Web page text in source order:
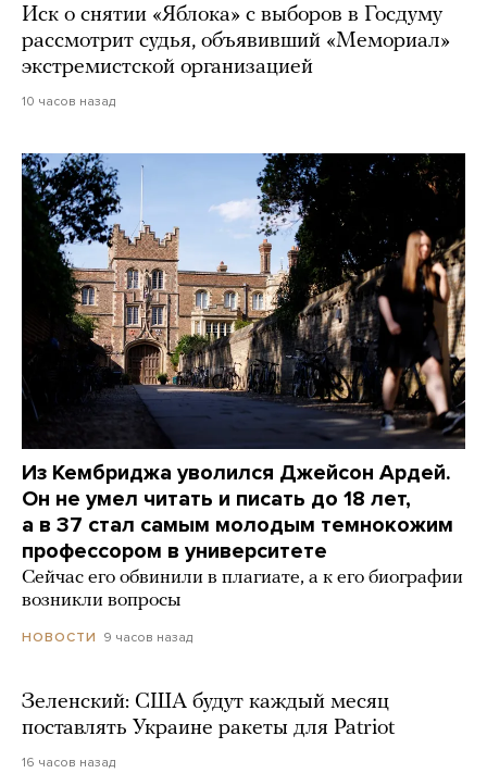
Иск о снятии «Яблока» с выборов в Госдуму
рассмотрит судья, объявивший «Мемориал»
экстремистской организацией
10 часов назад
Из Кембриджа уволился Джейсон Ардей.
Он не умел читать и писать до 18 лет,
а в 37 стал самым молодым темнокожим
профессором в университете
Сейчас его обвинили в плагиате, а к его биографии
возникли вопросы
НОВОСТИ 9 часов назад
Зеленский: США будут каждый месяц
поставлять Украине ракеты для Patriot
16 часов назад